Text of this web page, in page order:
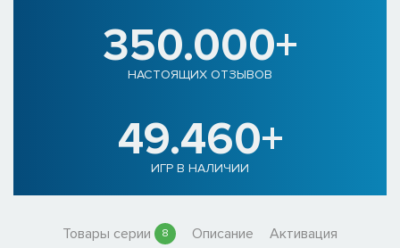
350.000+
НАСТОЯЩИХ ОТЗЫВОВ
49.460+
ИГР В НАЛИЧИИ
Товары серии 8 Описание Активация